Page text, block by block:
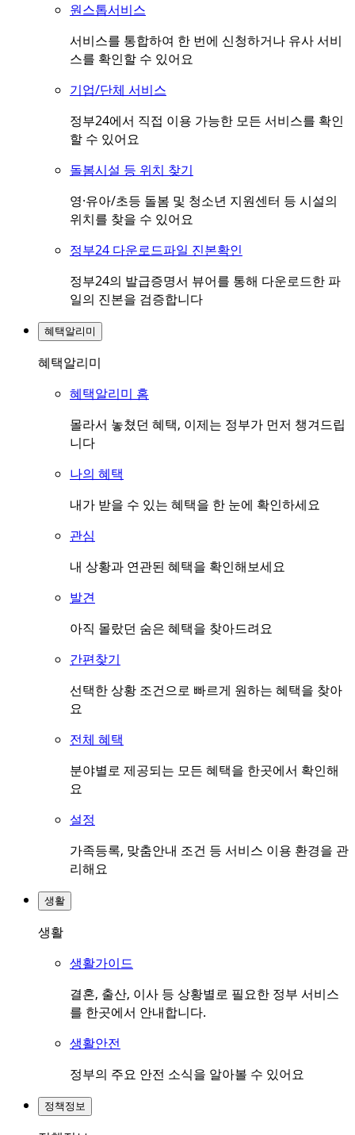
원스톱서비스
서비스를 통합하여 한 번에 신청하거나 유사 서비
스를 확인할 수 있어요
기업/단체 서비스
정부24에서 직접 이용 가능한 모든 서비스를 확인
할 수 있어요
돌봄시설 등 위치 찾기
영·유아/초등 돌봄 및 청소년 지원센터 등 시설의
위치를 찾을 수 있어요
정부24 다운로드파일 진본확인
정부24의 발급증명서 뷰어를 통해 다운로드한 파
일의 진본을 검증합니다
혜택알리미
혜택알리미
혜택알리미 홈
몰라서 놓쳤던 혜택, 이제는 정부가 먼저 챙겨드립
니다
나의 혜택
내가 받을 수 있는 혜택을 한 눈에 확인하세요
관심
내 상황과 연관된 혜택을 확인해보세요
발견
아직 몰랐던 숨은 혜택을 찾아드려요
간편찾기
선택한 상황 조건으로 빠르게 원하는 혜택을 찾아
요
전체 혜택
분야별로 제공되는 모든 혜택을 한곳에서 확인해
요
설정
가족등록, 맞춤안내 조건 등 서비스 이용 환경을 관
리해요
생활
생활
생활가이드
결혼, 출산, 이사 등 상황별로 필요한 정부 서비스
를 한곳에서 안내합니다.
생활안전
정부의 주요 안전 소식을 알아볼 수 있어요
정책정보